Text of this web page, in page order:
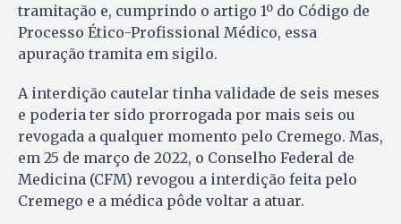
tramitação e, cumprindo o artigo 1º do Código de
Processo Ético-Profissional Médico, essa
apuração tramita em sigilo.
A interdição cautelar tinha validade de seis meses
e poderia ter sido prorrogada por mais seis ou
revogada a qualquer momento pelo Cremego. Mas,
em 25 de março de 2022, o Conselho Federal de
Medicina (CFM) revogou a interdição feita pelo
Cremego e a médica pôde voltar a atuar.